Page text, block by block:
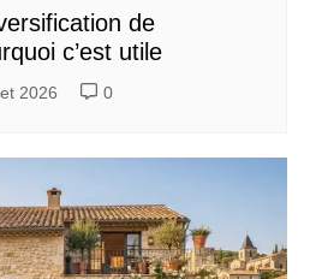
de
c’est utile
2026 0